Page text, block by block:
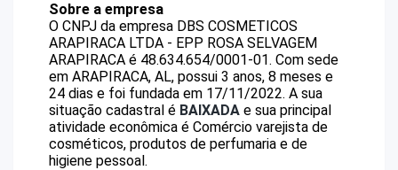
Sobre a empresa
O CNPJ da empresa DBS COSMETICOS
ARAPIRACA LTDA - EPP ROSA SELVAGEM
ARAPIRACA é 48.634.654/0001-01. Com sede
em ARAPIRACA, AL, possui 3 anos, 8 meses e
24 dias e foi fundada em 17/11/2022. A sua
situação cadastral é BAIXADA e sua principal
atividade econômica é Comércio varejista de
cosméticos, produtos de perfumaria e de
higiene pessoal.